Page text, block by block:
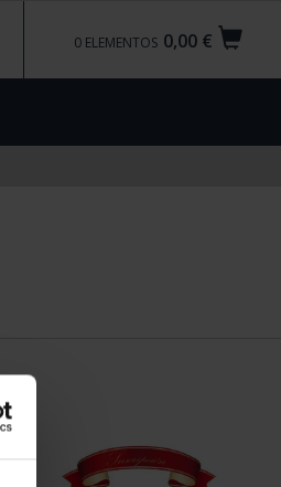
0,00 €
0 ELEMENTOS